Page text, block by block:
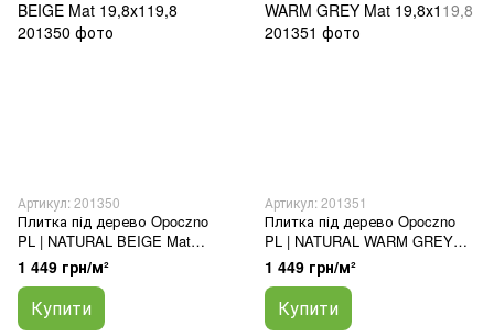
Артикул: 201350
Плитка під дерево Opoczno
PL | NATURAL BEIGE Mat
19,8х119,8
1 449 грн/м²
Купити
Артикул: 201351
Плитка під дерево Opoczno
PL | NATURAL WARM GREY
Mat 19,8х119,8
1 449 грн/м²
Купити